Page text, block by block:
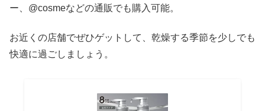
ー、@cosmeなどの通販でも購入可能。
お近くの店舗でぜひゲットして、乾燥する季節を少しでも
快適に過ごしましょう。